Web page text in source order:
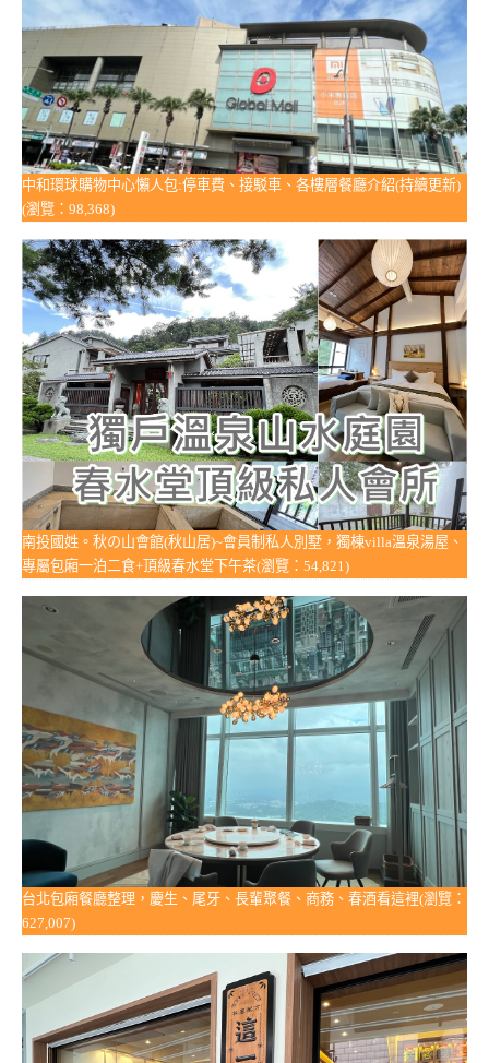
中和環球購物中心懶人包:停車費、接駁車、各樓層餐廳介紹(持續更新)
(瀏覽：98,368)
南投國姓。秋の山會館(秋山居)~會員制私人別墅，獨棟villa溫泉湯屋、
專屬包廂一泊二食+頂級春水堂下午茶(瀏覽：54,821)
台北包廂餐廳整理，慶生、尾牙、長輩聚餐、商務、春酒看這裡(瀏覽：
627,007)